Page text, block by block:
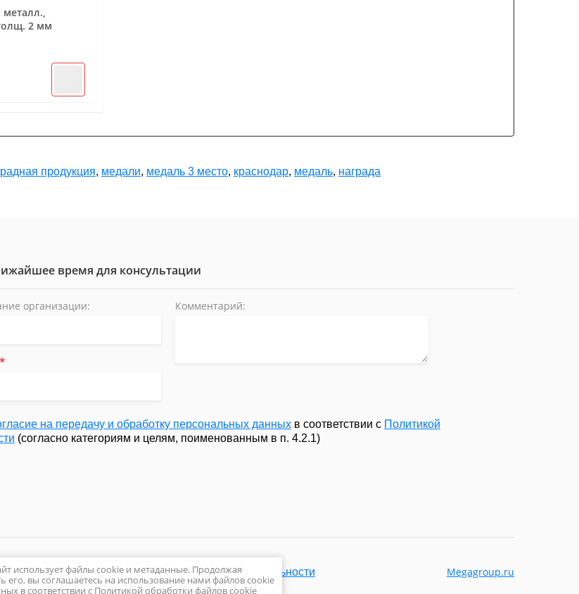
металл.,
2 мм
продукция, медали, медаль 3 место, краснодар, медаль, награда
время для консультации
организации:
*
Комментарий:
на передачу и обработку персональных данныхв соответствии с Политикой
(согласно категориям и целям, поименованным в п. 4.2.1)
Политика конфиденциальности Megagroup.ru
использует файлы cookie и метаданные. Продолжая
его, вы соглашаетесь на использование нами файлов cookie
в соответствии с Политикой обработки файлов cookie